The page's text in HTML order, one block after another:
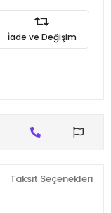
İade ve Değişim
Taksit Seçenekleri